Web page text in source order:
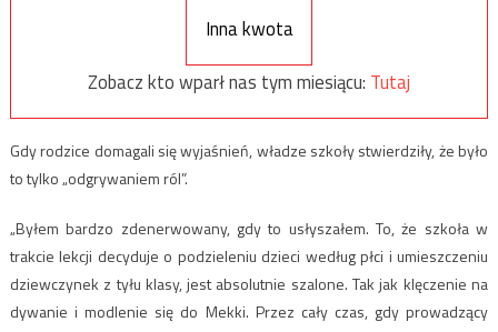
Inna kwota
Zobacz kto wparł nas tym miesiącu: Tutaj
Gdy rodzice domagali się wyjaśnień, władze szkoły stwierdziły, że było
to tylko „odgrywaniem ról”.
„Byłem bardzo zdenerwowany, gdy to usłyszałem. To, że szkoła w
trakcie lekcji decyduje o podzieleniu dzieci według płci i umieszczeniu
dziewczynek z tyłu klasy, jest absolutnie szalone. Tak jak klęczenie na
dywanie i modlenie się do Mekki. Przez cały czas, gdy prowadzący